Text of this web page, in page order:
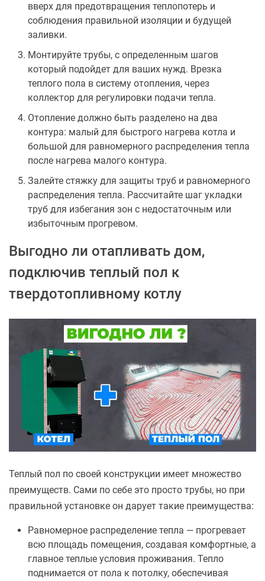
вверх для предотвращения теплопотерь и
соблюдения правильной изоляции и будущей
заливки.
Монтируйте трубы, с определенным шагов
который подойдет для ваших нужд. Врезка
теплого пола в систему отопления, через
коллектор для регулировки подачи тепла.
Отопление должно быть разделено на два
контура: малый для быстрого нагрева котла и
большой для равномерного распределения тепла
после нагрева малого контура.
Залейте стяжку для защиты труб и равномерного
распределения тепла. Рассчитайте шаг укладки
труб для избегания зон с недостаточным или
избыточным прогревом.
Выгодно ли отапливать дом,
подключив теплый пол к
твердотопливному котлу
Теплый пол по своей конструкции имеет множество
преимуществ. Сами по себе это просто трубы, но при
правильной установке он дарует такие преимущества:
Равномерное распределение тепла — прогревает
всю площадь помещения, создавая комфортные, а
главное теплые условия проживания. Тепло
поднимается от пола к потолку, обеспечивая